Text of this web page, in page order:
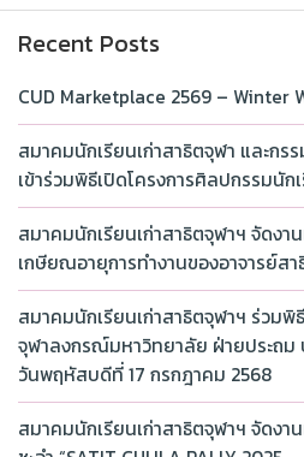
Recent Posts
CUD Marketplace 2569 – Winter
สมาคมนักเรียนเก่าสาธิตจุฬา และกร
เข้าร่วมพิธีเปิดโครงการศิลปกรรมนัก
สมาคมนักเรียนเก่าสาธิตจุฬาฯ จัดงา
เกษียณอายุการทำงานของอาจารย์ส
สมาคมนักเรียนเก่าสาธิตจุฬาฯ ร่วมพิ
จุฬาลงกรณ์มหาวิทยาลัย ฝ่ายประถม
วันพฤหัสบดีที่ 17 กรกฎาคม 2568
สมาคมนักเรียนเก่าสาธิตจุฬาฯ จัดง